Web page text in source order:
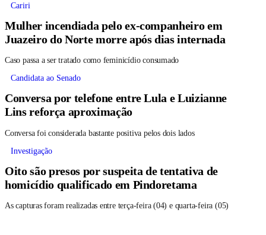
Cariri
Mulher incendiada pelo ex-companheiro em
Juazeiro do Norte morre após dias internada
Caso passa a ser tratado como feminicídio consumado
Candidata ao Senado
Conversa por telefone entre Lula e Luizianne
Lins reforça aproximação
Conversa foi considerada bastante positiva pelos dois lados
Investigação
Oito são presos por suspeita de tentativa de
homicídio qualificado em Pindoretama
As capturas foram realizadas entre terça-feira (04) e quarta-feira (05)